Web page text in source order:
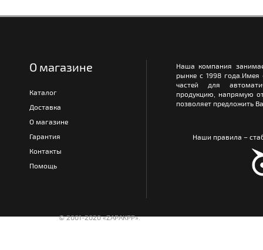
О магазине
Каталог
Доставка
О магазине
Гарантия
Контакты
Помощь
Наша компания
рынке с 1998
частей для
продукцию, напрямую
позволяет предложить
Наши правила –
© 2001-2020 «ZAPAKPP».